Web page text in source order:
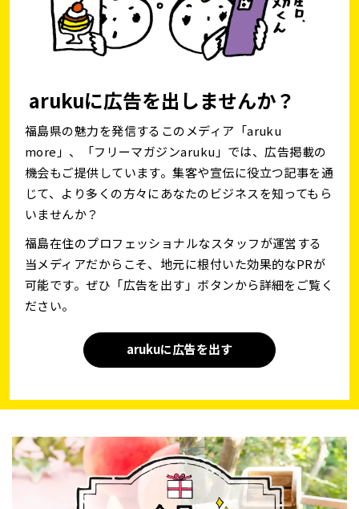
arukuに広告を出しませんか？
福島県の魅力を発信するこのメディア「aruku
more」、「フリーマガジンaruku」では、広告掲載の
機会もご提供しています。集客や宣伝に役立つ記事を通
じて、より多くの方々にあなたのビジネスを知ってもら
いませんか？
福島在住のプロフェッショナルなスタッフが運営する
当メディアだからこそ、地元に根付いた効果的なPRが
可能です。ぜひ「広告を出す」ボタンから詳細をご覧く
ださい。
arukuに広告を出す